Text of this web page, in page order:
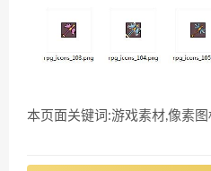
本页面关键词:游戏素材,像素